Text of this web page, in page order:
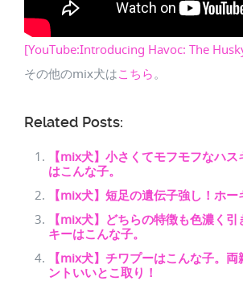
[YouTube:Introducing Havoc: The
その他のmix犬はこちら。
Related Posts:
【mix犬】小さくてモフモフなハ
はこんな子。
【mix犬】短足の遺伝子強し！ホー
【mix犬】どちらの特徴も色濃く
キーはこんな子。
【mix犬】チワプーはこんな子。
ントいいとこ取り！